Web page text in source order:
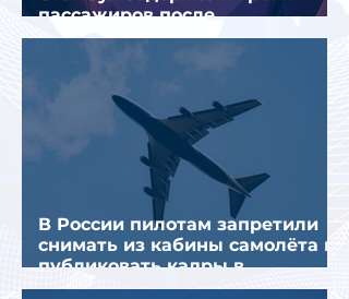
пассажиров после
предполагаемой серии краж
В России пилотам запретили
снимать из кабины самолёта и
публиковать кадры в
интернете